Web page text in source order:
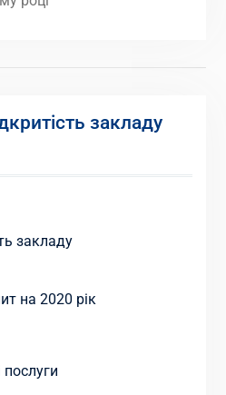
закладу
закладу
на 2020 рік
послуги